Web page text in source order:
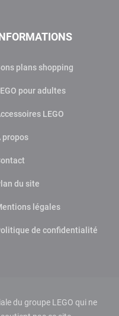
plans shopping
pour adultes
LEGO
propos
du site
légales
de confidentialité
du groupe LEGO qui ne